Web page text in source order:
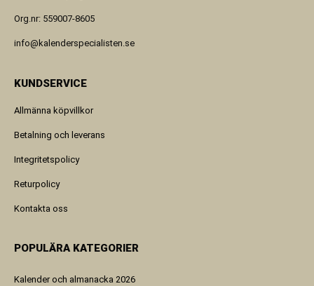
Org.nr: 559007-8605
info@kalenderspecialisten.se
KUNDSERVICE
Allmänna köpvillkor
Betalning och leverans
Integritetspolicy
Returpolicy
Kontakta oss
POPULÄRA KATEGORIER
Kalender och almanacka 2026